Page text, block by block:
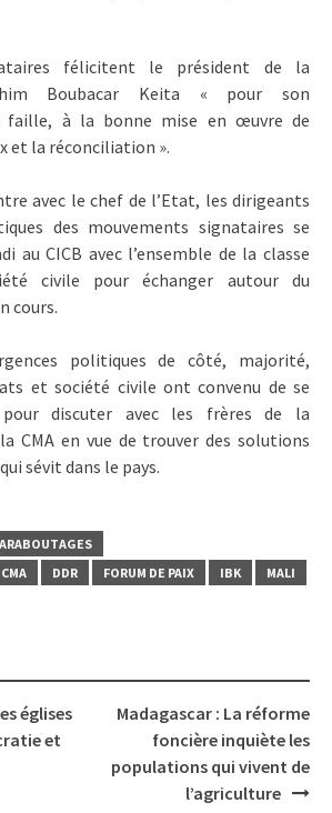
félicitent le président de la
Boubacar Keita « pour son
faille, à la bonne mise en œuvre de
et la réconciliation ».
avec le chef de l’Etat, les dirigeants
des mouvements signataires se
au CICB avec l’ensemble de la classe
civile pour échanger autour du
cours.
politiques de côté, majorité,
et société civile ont convenu de se
discuter avec les frères de la
CMA en vue de trouver des solutions
sévit dans le pays.
CMA DDR FORUM DE PAIX IBK MALI
églises
et
Madagascar : La réforme
foncière inquiète les
populations qui vivent de
l’agriculture